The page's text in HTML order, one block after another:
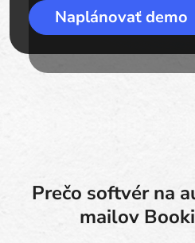
Naplánovať demo
Prečo softvér na
mailov